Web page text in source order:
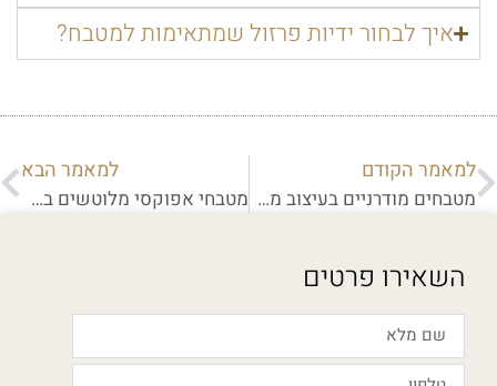
איך לבחור ידיות פרזול שמתאימות למטבח?
למאמר הקודם
מטבחים מודרניים בעיצוב מלוטש – המדריך למטבח המושלם
למאמר הבא
מטבחי אפוקסי מלוטשים בעיצוב מיוחד – כך מומלץ לתכנן אותם
השאירו פרטים